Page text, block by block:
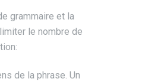
grammaire et la
le nombre de
de la phrase. Un